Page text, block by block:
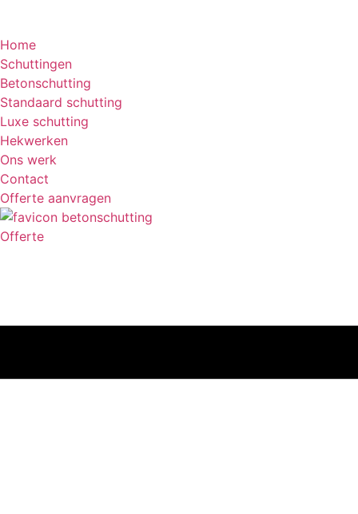
Home
Schuttingen
Betonschutting
Standaard schutting
Luxe schutting
Hekwerken
Ons werk
Contact
Offerte aanvragen
Offerte